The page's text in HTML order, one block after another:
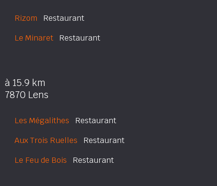
Rizom Restaurant
Le Minaret Restaurant
à 15.9 km
7870 Lens
Les Mégalithes Restaurant
Aux Trois Ruelles Restaurant
Le Feu de Bois Restaurant